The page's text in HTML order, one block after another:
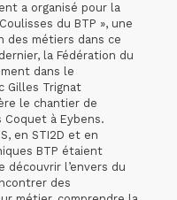
a organisé pour la
du BTP », une
des métiers dans ce
la Fédération du
dans le
Gilles Trignat
le chantier de
à Eybens.
en STI2D et en
BTP étaient
découvrir l’envers du
des